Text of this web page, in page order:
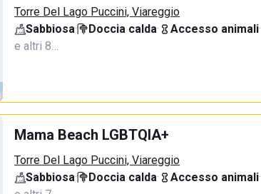
Torre Del Lago Puccini, Viareggio
Sabbiosa· Doccia calda· Accesso animali·
e altri 8…
Mama Beach LGBTQIA+
Torre Del Lago Puccini, Viareggio
Sabbiosa· Doccia calda· Accesso animali·